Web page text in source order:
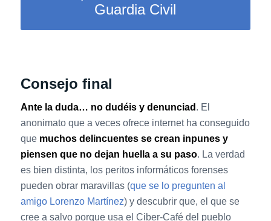
Guardia Civil
Consejo final
Ante la duda… no dudéis y denunciad . El
anonimato que a veces ofrece internet ha conseguido
que muchos delincuentes se crean inpunes y
piensen que no dejan huella a su paso. La verdad
es bien distinta, los peritos informáticos forenses
pueden obrar maravillas (que se lo pregunten al
amigo Lorenzo Martínez) y descubrir que, el que se
cree a salvo porque usa el Ciber-Café del pueblo